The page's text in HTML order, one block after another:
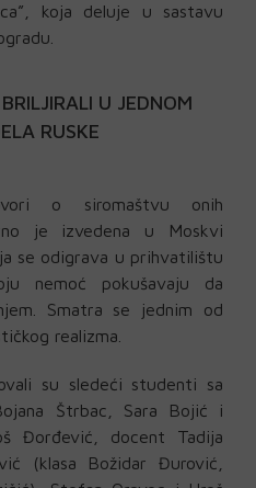
koja deluje u sastavu
U JEDNOM
RUSKE
o siromaštvu onih
je izvedena u Moskvi
se odigrava u prihvatilištu
nemoć pokušavaju da
Smatra se jednim od
realizma.
su sledeći studenti sa
Štrbac, Sara Bojić i
Đorđević, docent Tadija
(klasa Božidar Đurović,